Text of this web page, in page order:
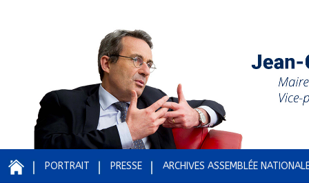
PORTRAIT PRESSE ARCHIVES ASSEMBLÉE